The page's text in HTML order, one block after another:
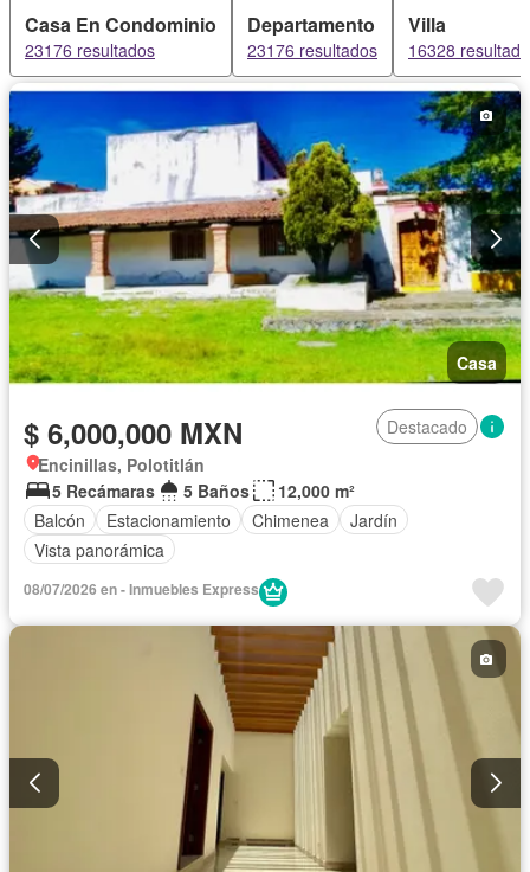
Casa En Condominio
23176 resultados
Departamento
23176 resultados
Villa
16328
Casa
$ 6,000,000 MXN
Destacado
Encinillas, Polotitlán
5 Recámaras
5 Baños
12,000 m²
Balcón
Estacionamiento Chimenea
Jardín
Vista panorámica
08/07/2026 en - Inmuebles Express